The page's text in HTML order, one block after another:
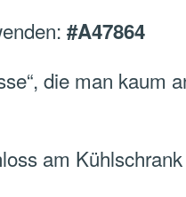
#A47864
die man kaum
am